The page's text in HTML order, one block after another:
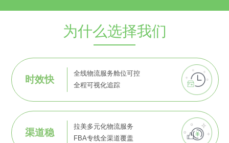
为什么选择我们
时效快
全线物流服务舱位可控
全程可视化追踪
渠道稳
拉美多元化物流服务
FBA专线全渠道覆盖